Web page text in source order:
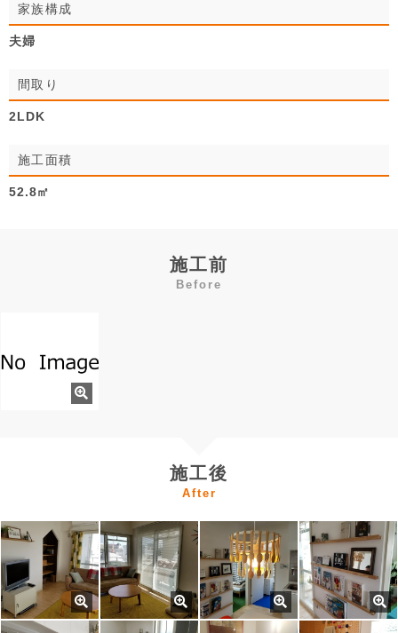
家族構成
夫婦
間取り
2LDK
施工面積
52.8㎡
施工前
Before
施工後
After